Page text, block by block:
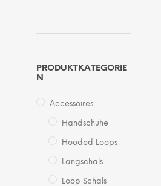
PRODUKTKATEGORIE
N
Accessoires
Handschuhe
Hooded Loops
Langschals
Loop Schals